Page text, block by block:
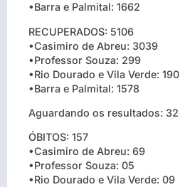
•Barra e Palmital: 1662
RECUPERADOS: 5106
•Casimiro de Abreu: 3039
•Professor Souza: 299
•Rio Dourado e Vila Verde: 190
•Barra e Palmital: 1578
Aguardando os resultados: 32
ÓBITOS: 157
•Casimiro de Abreu: 69
•Professor Souza: 05
•Rio Dourado e Vila Verde: 09